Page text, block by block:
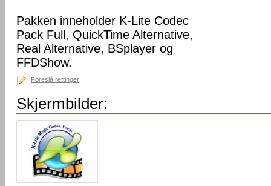
Pakken inneholder K-Lite Codec
Pack Full, QuickTime Alternative,
Real Alternative, BSplayer og
FFDShow.
Foreslå rettinger
Skjermbilder: